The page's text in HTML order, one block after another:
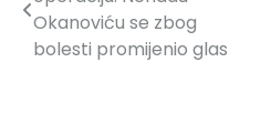
članaka
Okanoviću se zbog
bolesti promijenio glas